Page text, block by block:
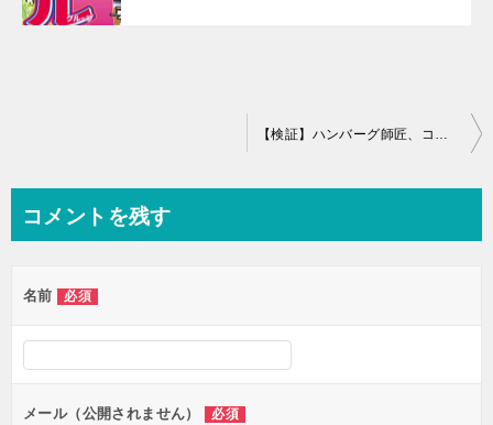
ビ
ー
シ
ョ
ン
【検証】ハンバーグ師匠、コウメ太夫、ザコシら営業で決めゼリフ封じられたら
コメントを残す
名前 必須
メール（公開されません） 必須